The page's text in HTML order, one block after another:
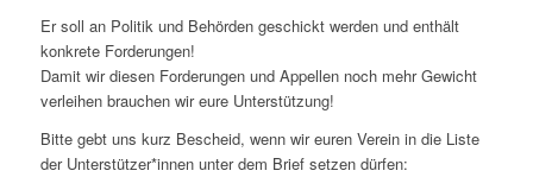
Er soll an Politik und Behörden geschickt werden und enthält
konkrete Forderungen!
Damit wir diesen Forderungen und Appellen noch mehr Gewicht
verleihen brauchen wir eure Unterstützung!
Bitte gebt uns kurz Bescheid, wenn wir euren Verein in die Liste
der Unterstützer*innen unter dem Brief setzen dürfen: